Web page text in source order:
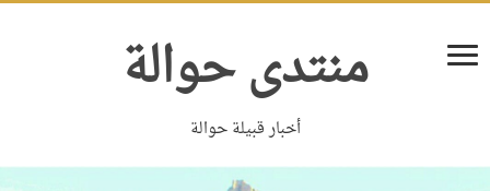
منتدى حوالة
أخبار قبيلة حوالة